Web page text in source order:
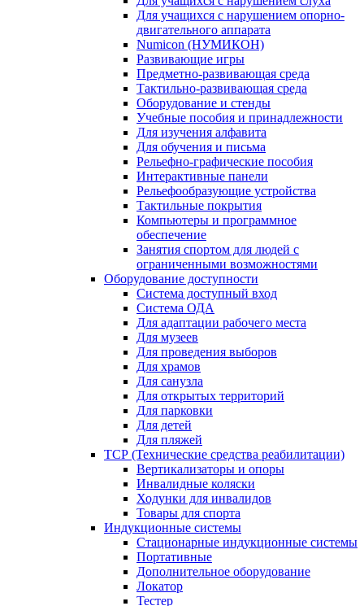
Для учащихся с нарушением опорно-
двигательного аппарата
Numicon (НУМИКОН)
Развивающие игры
Предметно-развивающая среда
Тактильно-развивающая среда
Оборудование и стенды
Учебные пособия и принадлежности
Для изучения алфавита
Для обучения и письма
Рельефно-графические пособия
Интерактивные панели
Рельефообразующие устройства
Тактильные покрытия
Компьютеры и программное
обеспечение
Занятия спортом для людей с
ограниченными возможностями
Оборудование доступности
Система доступный вход
Система ОДА
Для адаптации рабочего места
Для музеев
Для проведения выборов
Для храмов
Для санузла
Для открытых территорий
Для парковки
Для детей
Для пляжей
ТСР (Технические средства реабилитации)
Вертикализаторы и опоры
Инвалидные коляски
Ходунки для инвалидов
Товары для спорта
Индукционные системы
Стационарные индукционные системы
Портативные
Дополнительное оборудование
Локатор
Тестер